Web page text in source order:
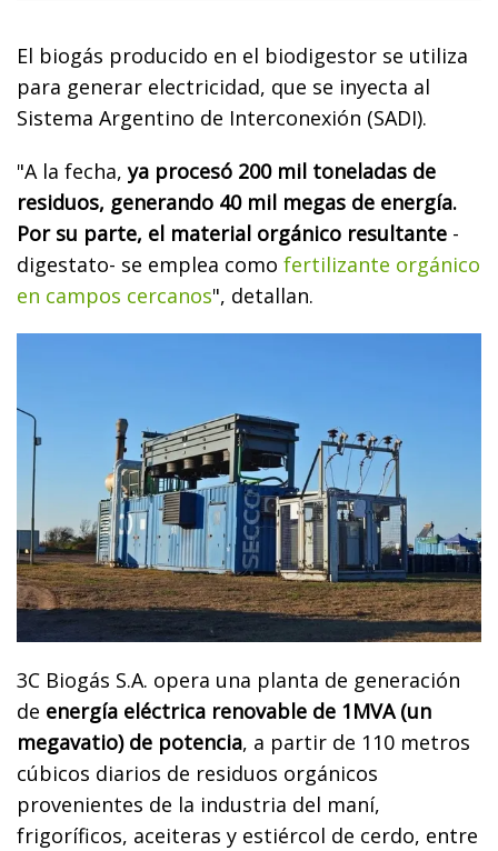
El biogás producido en el biodigestor se utiliza
para generar electricidad, que se inyecta al
Sistema Argentino de Interconexión (SADI).
"A la fecha,ya procesó 200 mil toneladas de
residuos, generando 40 mil megas de energía.
Por su parte, el material orgánico resultante -
digestato- se emplea como fertilizante orgánico
en campos cercanos", detallan.
3C Biogás S.A. opera una planta de generación
de energía eléctrica renovable de 1MVA (un
megavatio) de potencia, a partir de 110 metros
cúbicos diarios de residuos orgánicos
provenientes de la industria del maní,
frigoríficos, aceiteras y estiércol de cerdo, entre